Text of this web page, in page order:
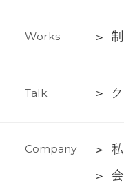
テ
グ
Works
制
績
制
Talk
ク
ア
ク
Company
私 私
会 会